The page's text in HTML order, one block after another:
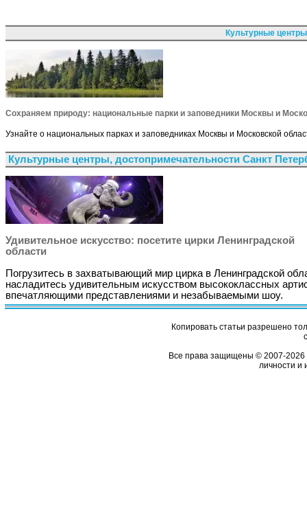
Культурные
Сохраняем природу: национальные парки и заповедники Москвы и
Узнайте о национальных парках и заповедниках Москвы и Московской
Культурные центры, достопримечательности Санкт
Удивительное искусство: посетите цирки Ленинградской
области
Погрузитесь в захватывающий мир цирка в Ленинградской
насладитесь удивительным искусством высококлассных
впечатляющими представлениями и незабываемыми шоу.
Копировать статьи разрешено
Все права защищены © 2007-2026
личности и